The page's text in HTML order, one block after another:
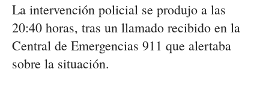
La intervención policial se produjo a las
20:40 horas, tras un llamado recibido en la
Central de Emergencias 911 que alertaba
sobre la situación.